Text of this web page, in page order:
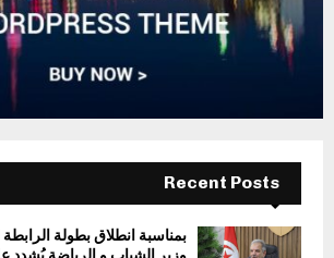
Recent Posts
بمناسبة انطلاق بطولة